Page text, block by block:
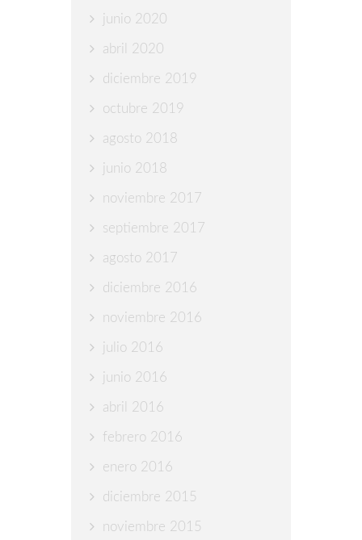
junio 2020
abril 2020
diciembre 2019
octubre 2019
agosto 2018
junio 2018
noviembre 2017
septiembre 2017
agosto 2017
diciembre 2016
noviembre 2016
julio 2016
junio 2016
abril 2016
febrero 2016
enero 2016
diciembre 2015
noviembre 2015